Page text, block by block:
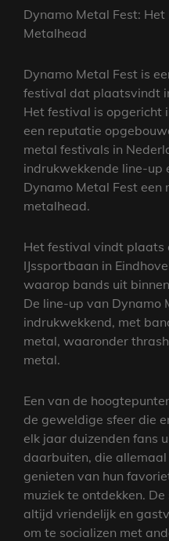
Dynamo Metal Fest:
Metalhead
Dynamo Metal Fest is
festival dat plaatsvindt
Het festival is opgericht
een reputatie
metal festivals in
indrukwekkende line-up
Dynamo Metal Fest een
metalhead.
Het festival vindt plaats
IJssportbaan in
waarop bands uit
De line-up van Dynamo
indrukwekkend, met
metal, waaronder
metal.
Een van de
de geweldige sfeer die
elk jaar duizenden fans
daarbuiten, die allemaal
genieten van hun
muziek te ontdekken.
altijd vriendelijk en
om te socializen met